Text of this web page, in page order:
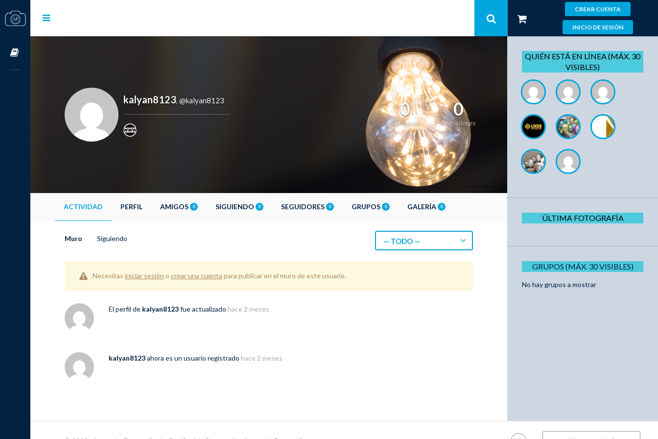
CREAR CUENTA
INICIO DE SESIÓN
kalyan8123, @kalyan8123 0
Siguiendo
0
Seguidores
ACTIVIDAD PERFIL AMIGOS 0 SIGUIENDO 0 SEGUIDORES 0 GRUPOS 0 GALERÍA 0
Muro Siguiendo — TODO —
Necesitas iniciar sesión o crear una cuenta para publicar en el muro de este usuario.
El perfil de kalyan8123fue actualizado hace 2 meses
kalyan8123ahora es un usuario registrado hace 2 meses
QUIÉN ESTÁ EN LÍNEA (MÁX. 30
VISIBLES)
ÚLTIMA FOTOGRAFÍA
GRUPOS (MÁX. 30 VISIBLES)
No hay grupos a mostrar